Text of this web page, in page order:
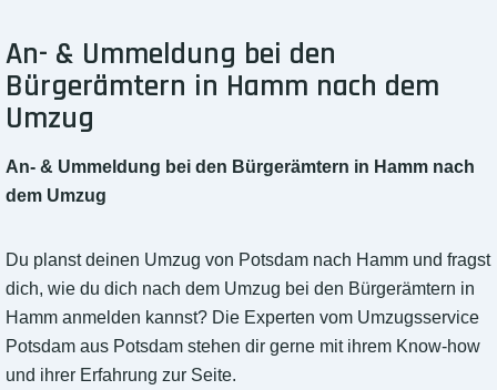
An- & Ummeldung bei den
Bürgerämtern in Hamm nach dem
Umzug
An- & Ummeldung bei den Bürgerämtern in Hamm nach
dem Umzug
Du planst deinen Umzug von Potsdam nach Hamm und fragst
dich, wie du dich nach dem Umzug bei den Bürgerämtern in
Hamm anmelden kannst? Die Experten vom Umzugsservice
Potsdam aus Potsdam stehen dir gerne mit ihrem Know-how
und ihrer Erfahrung zur Seite.